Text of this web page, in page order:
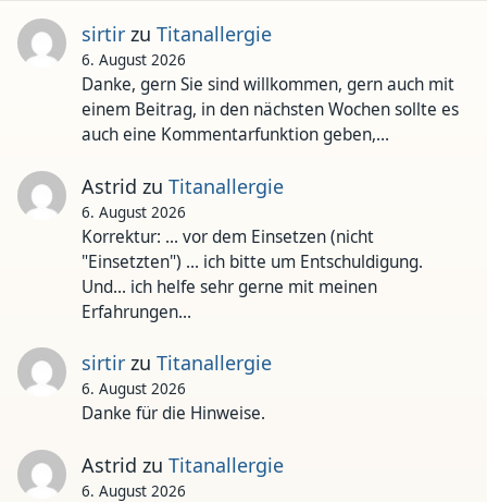
sirtirzu Titanallergie
6. August 2026
Danke, gern Sie sind willkommen, gern auch mit
einem Beitrag, in den nächsten Wochen sollte es
auch eine Kommentarfunktion geben,…
Astrid zu Titanallergie
6. August 2026
Korrektur: ... vor dem Einsetzen (nicht
"Einsetzten") ... ich bitte um Entschuldigung.
Und... ich helfe sehr gerne mit meinen
Erfahrungen…
sirtirzu Titanallergie
6. August 2026
Danke für die Hinweise.
Astrid zu Titanallergie
6. August 2026